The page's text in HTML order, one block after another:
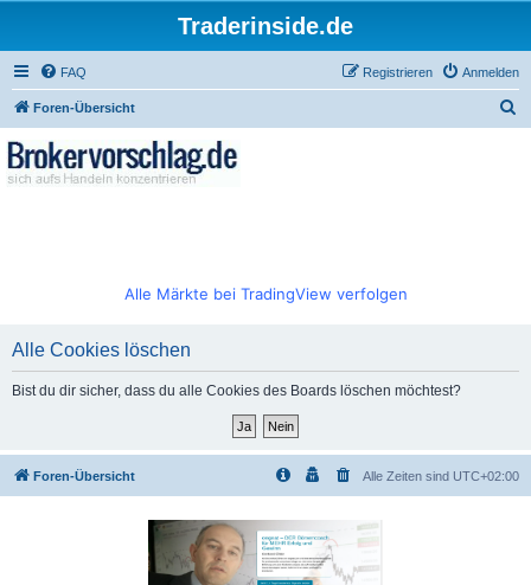
Traderinside.de
FAQ Anmelden
Registrieren
Foren-Übersicht
Alle Märkte bei TradingView verfolgen
Alle Cookies löschen
Bist du dir sicher, dass du alle Cookies des Boards löschen möchtest?
Foren-Übersicht Alle Zeiten sind UTC+02:00